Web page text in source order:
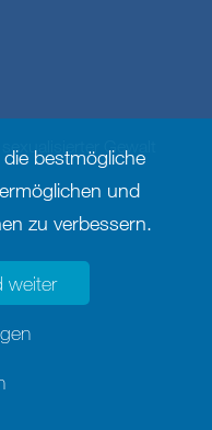
Gewalt
bestmögliche
und
zu verbessern.
weiter